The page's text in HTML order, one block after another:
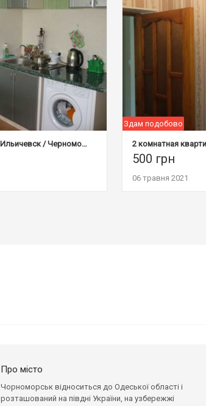
Сдам свои 1-ком квартирЫ Ильичевск / Черноморск у моря
Здам подобово
2 комнатная
500 грн
06 травня 2021
Про місто
Чорноморськ відноситься до Одеської області і
розташований на півдні України, на узбережжі